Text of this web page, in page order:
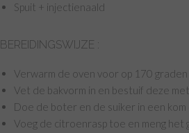
Spuit + injectienaald
BEREIDINGSWIJZE :
Verwarm de oven voor op 170 graden
Vet de bakvorm in en bestuif deze
Doe de boter en de suiker in een kom
Voeg de citroenrasp toe en meng